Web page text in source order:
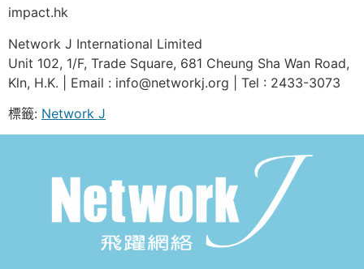
impact.hk
Network J International Limited
Unit 102, 1/F, Trade Square, 681 Cheung Sha Wan Road,
Kln, H.K. | Email : info@networkj.org | Tel : 2433-3073
標籤: Network J